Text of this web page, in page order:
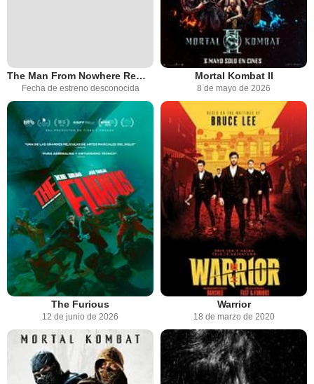
The Man From Nowhere Remake
Fecha de estreno desconocida
Mortal Kombat II
8 de mayo de 2026
The Furious
12 de junio de 2026
Warrior
18 de marzo de 2020